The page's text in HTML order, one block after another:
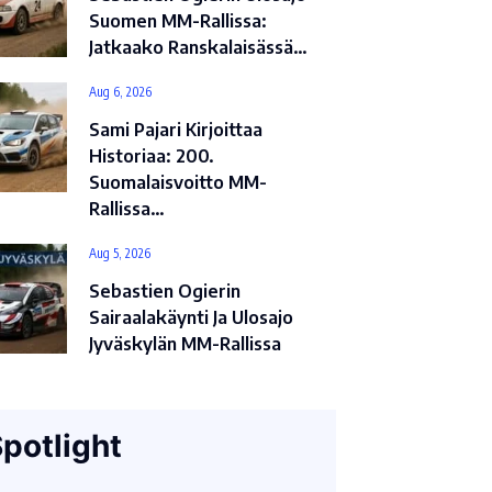
Suomen MM-Rallissa:
Jatkaako Ranskalaisässä…
Aug 6, 2026
Sami Pajari Kirjoittaa
Historiaa: 200.
Suomalaisvoitto MM-
Rallissa…
Aug 5, 2026
Sebastien Ogierin
Sairaalakäynti Ja Ulosajo
Jyväskylän MM-Rallissa